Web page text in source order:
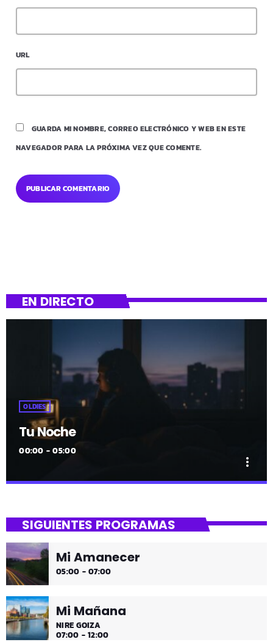
URL
GUARDA MI NOMBRE, CORREO ELECTRÓNICO Y WEB EN ESTE
NAVEGADOR PARA LA PRÓXIMA VEZ QUE COMENTE.
EN DIRECTO
OLDIES
Tu Noche
00:00 - 05:00
more_vert
gure gaua
Desconecta y disfruta cada madrugada de la música
más tranquila.
SIGUIENTES PROGRAMAS
Mi Amanecer
05:00 - 07:00
Mi Mañana
NIRE GOIZA
07:00 - 12:00